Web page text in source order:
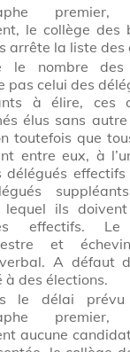
le collège des
arrête la liste des
le nombre
pas celui des
à élire, ces
élus sans
toutefois que
entre eux, à
délégués
lequel ils
effectifs.
et
A défaut
à des élections.
le délai
aucune